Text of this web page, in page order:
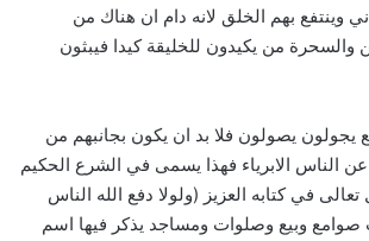
وينتفع بهم الخلق لانه دام ان هناك من
والسحرة من يكيدون للخليقة كيدا فيبثون
يجولون يصولون فلا بد ان يكون بجانبهم من
الناس الابرياء فهذا يسمى في الشرع الحكيم
في كتابه العزيز (ولولا دفع الله الناس
وبيع وصلوات ومساجد يذكر فيها اسم